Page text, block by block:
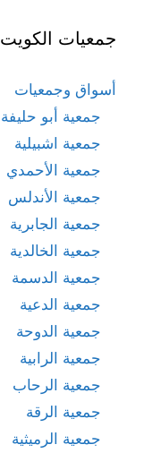
جمعيات الكويت
أسواق وجمعيات
جمعية أبو حليفة
جمعية اشبيلية
جمعية الأحمدي
جمعية الأندلس
جمعية الجابرية
جمعية الخالدية
جمعية الدسمة
جمعية الدعية
جمعية الدوحة
جمعية الرابية
جمعية الرحاب
جمعية الرقة
جمعية الرميثية